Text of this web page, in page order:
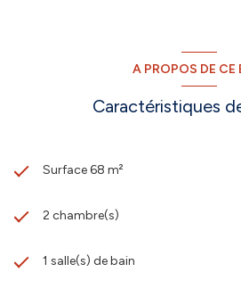
A PROPOS DE CE
Caractéristiques
Surface 68 m²
2 chambre(s)
1 salle(s) de bain